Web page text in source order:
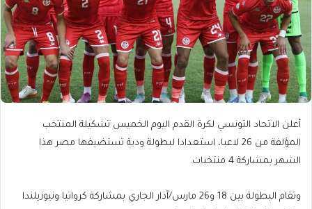
أعلن الاتحاد التونسي لكرة القدم اليوم الخميس تشكيلة المنتخب
المؤلفة من 26 لاعبا، استعدادا لبطولة ودية تستضيفها مصر هذا
الشهر بمشاركة 4 منتخبات.
وتقام البطولة بين 18 و26 مارس/آذار الجاري بمشاركة كرواتيا ونيوزيلندا